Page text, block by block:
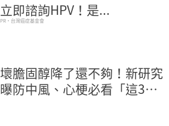
立即諮詢HPV！是...
PR・台灣癌症基金會
壞膽固醇降了還不夠！新研究
曝防中風、心梗必看「這3